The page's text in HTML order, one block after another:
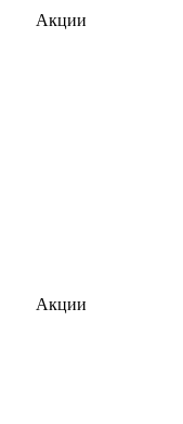
Акции
Акции